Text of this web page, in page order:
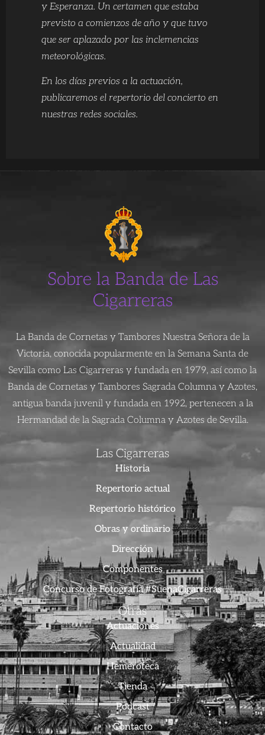
y Esperanza. Un certamen que estaba
previsto a comienzos de año y que tuvo
que ser aplazado por las inclemencias
meteorológicas.
En los días previos a la actuación,
publicaremos el repertorio del concierto en
nuestras redes sociales.
Sobre la Banda de Las
Cigarreras
La Banda de Cornetas y Tambores Nuestra Señora de la
Victoria, conocida popularmente en la Semana Santa de
Sevilla como Las Cigarreras y fundada en 1979, así como la
Banda de Cornetas y Tambores Sagrada Columna y Azotes,
antigua banda juvenil y fundada en 1992, pertenecen a la
Hermandad de la Sagrada Columna y Azotes de Sevilla.
Las Cigarreras
Historia
Repertorio actual
Repertorio histórico
Obras y ordinario
Dirección
Componentes
Concurso de Fotografía #SuenaCigarreras
Otras
Actuaciones
Actualidad
Hemeroteca
Tienda
Podcast
Contacto